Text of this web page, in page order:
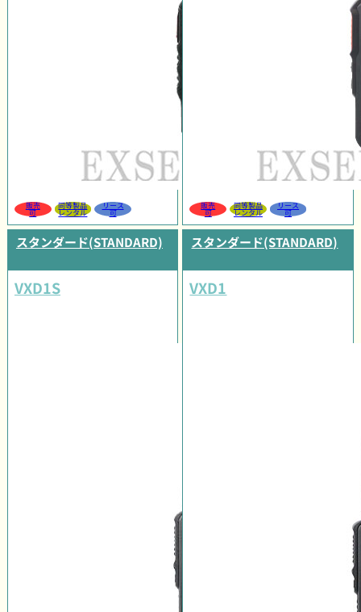
販売
可
同等製品
レンタル
リース
可
販売
可
同等製品
レンタル
リース
可
スタンダード(STANDARD)
VXD1S
スタンダード(STANDARD)
VXD1